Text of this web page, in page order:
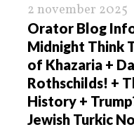
2 november 2025
Orator Blog
Midnight Think
of Khazaria +
Rothschilds! +
History +
Jewish Turkic